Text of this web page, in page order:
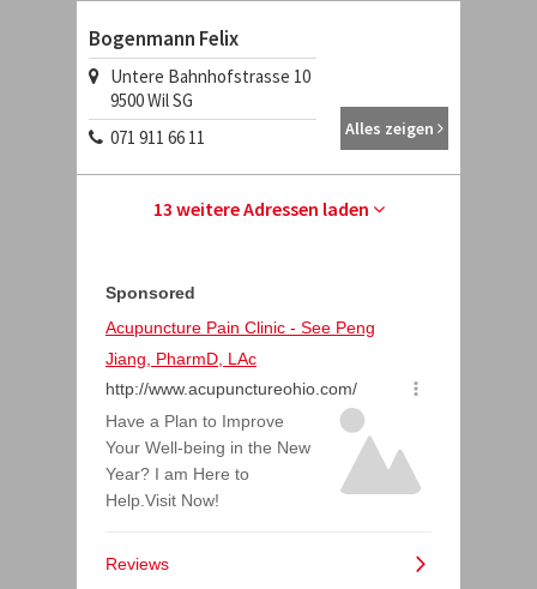
Bogenmann Felix
Untere Bahnhofstrasse 10
9500Wil SG
071 911 66 11
Alles zeigen
13 weitere Adressen laden